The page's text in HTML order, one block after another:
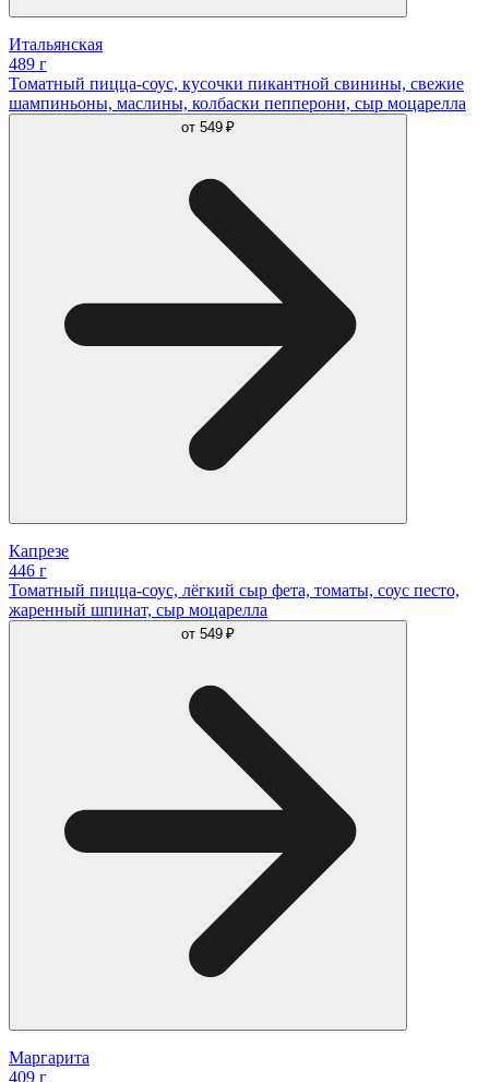
Итальянская
489 г
Томатный пицца-соус, кусочки пикантной свинины, свежие
шампиньоны, маслины, колбаски пепперони, сыр моцарелла
от 549 ₽
Капрезе
446 г
Томатный пицца-соус, лёгкий сыр фета, томаты, соус песто,
жаренный шпинат, сыр моцарелла
от 549 ₽
Маргарита
409 г